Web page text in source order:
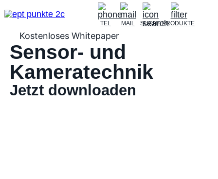
TEL MAIL SUCHEPRODUKTE
Kostenloses Whitepaper
Sensor- und
Kameratechnik
Jetzt downloaden